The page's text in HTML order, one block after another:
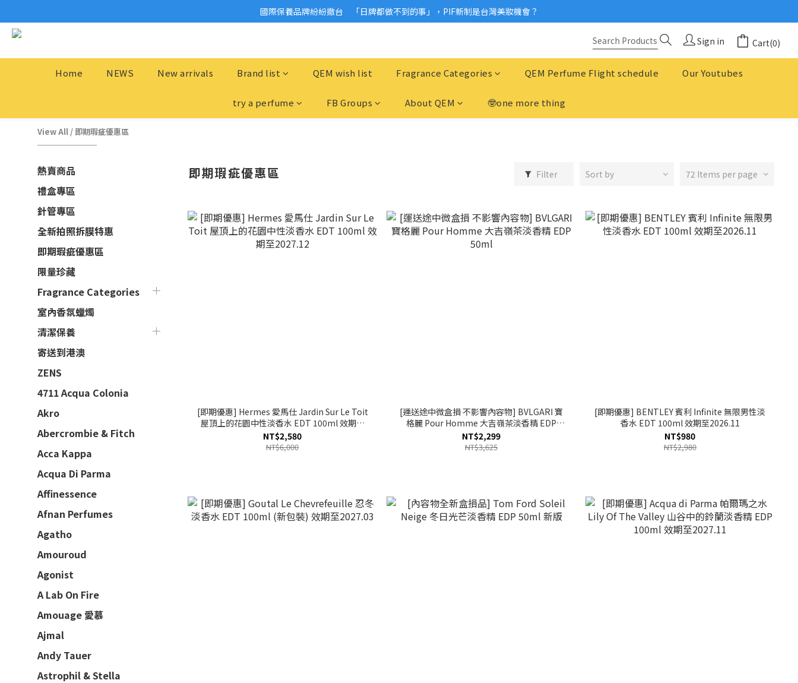
2026美妝小樣、試用品變少？PIF化妝品身分證7月上路！消費者必懂5觀念
2026美妝小樣、試用品變少？PIF化妝品身分證7月上路！消費者必懂5觀念
Sign in
Cart(0)
Home NEWS New arrivals Brand list QEM wish list Fragrance Categories QEM Perfume Flight schedule Our Youtubes
try a perfume FB Groups About QEM 🤓one more thing
View All / 即期瑕疵優惠區
熱賣商品
禮盒專區
針管專區
全新拍照拆膜特惠
即期瑕疵優惠區
限量珍藏
Fragrance Categories
室內香氛蠟燭
清潔保養
寄送到港澳
ZENS
4711 Acqua Colonia
Akro
Abercrombie & Fitch
Acca Kappa
Acqua Di Parma
Affinessence
Afnan Perfumes
Agatho
Amouroud
Agonist
A Lab On Fire
Amouage 愛慕
Ajmal
Andy Tauer
Astrophil & Stella
即期瑕疵優惠區 Filter Sort by 72 Items per page
[即期優惠] Hermes 愛馬仕 Jardin Sur Le Toit
屋頂上的花園中性淡香水 EDT 100ml 效期至
2027.12
NT$2,580
NT$6,000
[運送途中微盒損 不影響內容物] BVLGARI 寶
格麗 Pour Homme 大吉嶺茶淡香精 EDP
50ml
NT$2,299
NT$3,625
[即期優惠] BENTLEY 賓利 Infinite 無限男性淡
香水 EDT 100ml 效期至2026.11
NT$980
NT$2,980